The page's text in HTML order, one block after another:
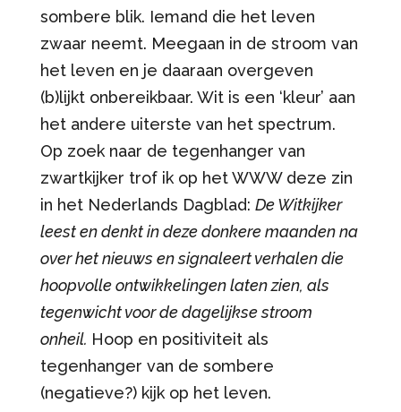
sombere blik. Iemand die het leven
zwaar neemt. Meegaan in de stroom van
het leven en je daaraan overgeven
(b)lijkt onbereikbaar. Wit is een ‘kleur’ aan
het andere uiterste van het spectrum.
Op zoek naar de tegenhanger van
zwartkijker trof ik op het WWW deze zin
in het Nederlands Dagblad: De Witkijker
leest en denkt in deze donkere maanden na
over het nieuws en signaleert verhalen die
hoopvolle ontwikkelingen laten zien, als
tegenwicht voor de dagelijkse stroom
onheil. Hoop en positiviteit als
tegenhanger van de sombere
(negatieve?) kijk op het leven.